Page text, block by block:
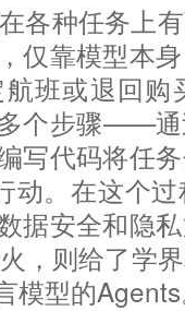
各种任务上
仅靠模型本
班或退回
个步骤——
写代码将任
动。在这个
据安全和隐
，则给了学
型的